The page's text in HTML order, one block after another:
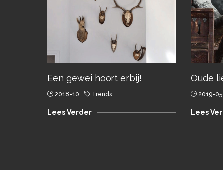
Een gewei hoort erbij!
2018-10 Trends
Lees Verder
Oude
2019-05
Lees